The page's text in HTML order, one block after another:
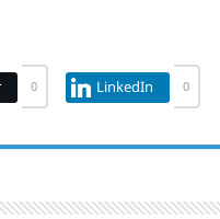
0 LinkedIn 0